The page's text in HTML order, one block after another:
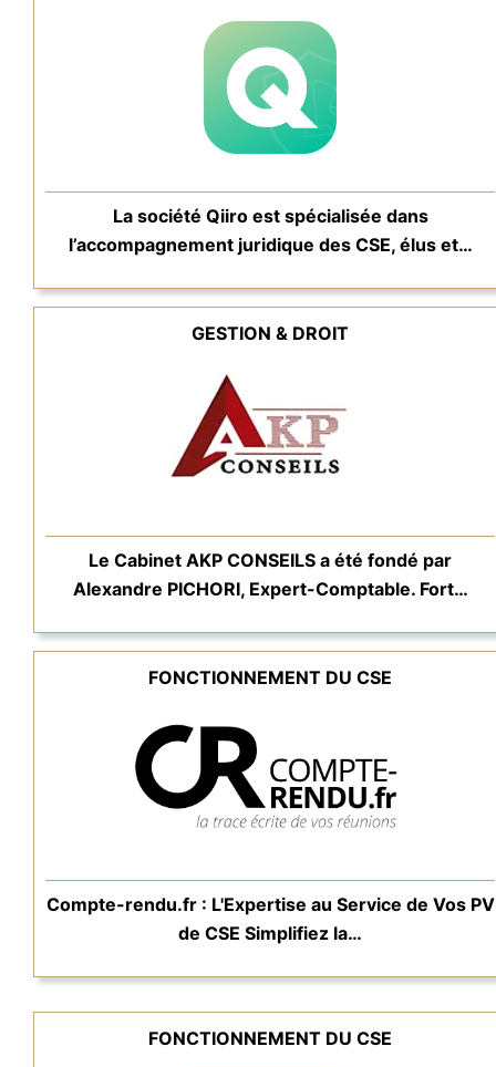
La société Qiiro est spécialisée dans
l’accompagnement juridique des CSE, élus et…
GESTION & DROIT
Le Cabinet AKP CONSEILS a été fondé par
Alexandre PICHORI, Expert-Comptable. Fort…
FONCTIONNEMENT DU CSE
Compte-rendu.fr : L'Expertise au Service de Vos PV
de CSE Simplifiez la…
FONCTIONNEMENT DU CSE